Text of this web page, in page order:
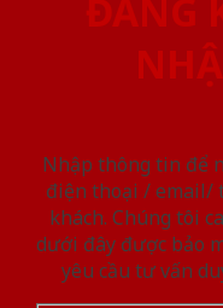
ĐĂNG
Nhập thông tin để
điện thoại / email/
khách. Chúng tôi
dưới đây được bảo
yêu cầu tư vấn